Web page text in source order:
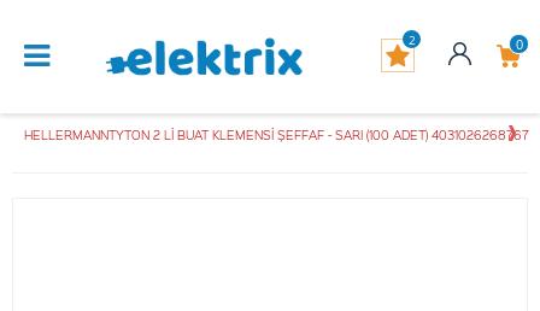
0
2
HELLERMANNTYTON 2 Lİ BUAT KLEMENSİ ŞEFFAF - SARI (100 ADET) 4031026268767